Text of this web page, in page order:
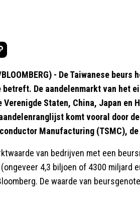
- De Taiwanese
betreft. De aandelenmarkt van het
Verenigde Staten, China, Japan en
komt vooral door
Manufacturing (TSMC),
van bedrijven met een
4,3 biljoen of 4300 miljard
De waarde van